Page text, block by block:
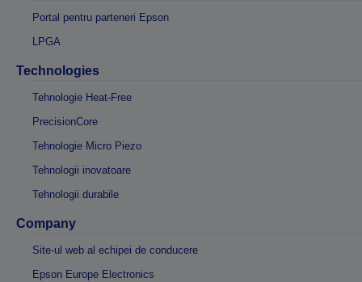
Portal pentru parteneri Epson
LPGA
Technologies
Tehnologie Heat-Free
PrecisionCore
Tehnologie Micro Piezo
Tehnologii inovatoare
Tehnologii durabile
Company
Site-ul web al echipei de conducere
Epson Europe Electronics